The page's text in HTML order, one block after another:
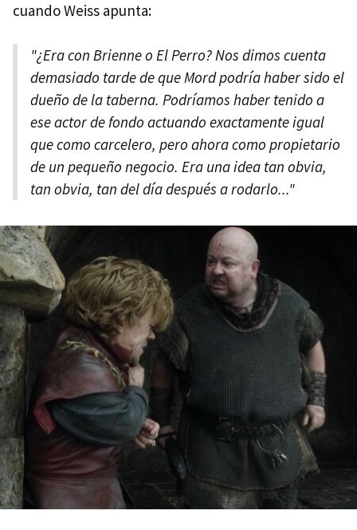
cuando Weiss apunta:
"¿Era con Brienne o El Perro? Nos dimos cuenta
demasiado tarde de que Mord podría haber sido el
dueño de la taberna. Podríamos haber tenido a
ese actor de fondo actuando exactamente igual
que como carcelero, pero ahora como propietario
de un pequeño negocio. Era una idea tan obvia,
tan obvia, tan del día después a rodarlo..."